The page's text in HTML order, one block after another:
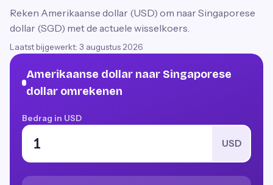
Reken Amerikaanse dollar (USD) om naar Singaporese
dollar (SGD) met de actuele wisselkoers.
Laatst bijgewerkt: 3 augustus 2026
Amerikaanse dollar naar Singaporese
dollar omrekenen
Bedrag in USD
USD